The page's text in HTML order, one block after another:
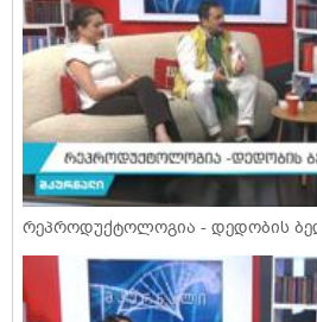
რეპროდუქტოლოგია - დედობის